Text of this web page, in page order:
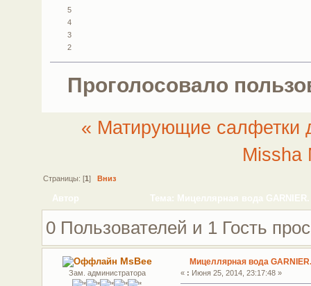
5
4
3
2
Проголосовало
« Матирующие салфетки
Missha
Страницы: [1] Вниз
Автор Тема: Мицеллярная вода
0 Пользователей и 1 Гость
MsBee
Зам. администратора
Мицеллярная вода
« : Июня 25, 2014, 23:17:48 »